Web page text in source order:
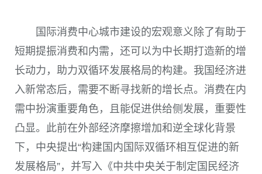
国际消费中心城市建设的宏观意义除了有助于
短期提振消费和内需，还可以为中长期打造新的增
长动力，助力双循环发展格局的构建。我国经济进
入新常态后，需要不断寻找新的增长点。消费在内
需中扮演重要角色，且能促进供给侧发展，重要性
凸显。此前在外部经济摩擦增加和逆全球化背景
下，中央提出“构建国内国际双循环相互促进的新
发展格局”，并写入《中共中央关于制定国民经济